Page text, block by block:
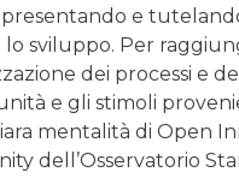
e
sviluppo. Per
dei processi e
e gli stimoli
mentalità di Open
dell’Osservatorio